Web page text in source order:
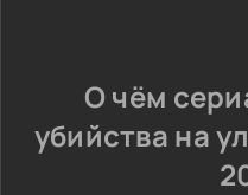
О чём
убийства на